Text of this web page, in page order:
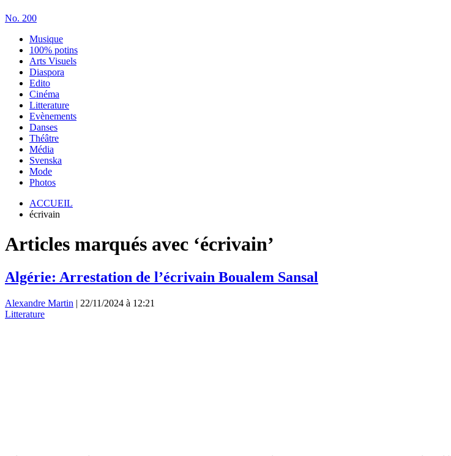
No. 200
Musique
100% potins
Arts Visuels
Diaspora
Edito
Cinéma
Litterature
Evènements
Danses
Théâtre
Média
Svenska
Mode
Photos
ACCUEIL
écrivain
Articles marqués avec ‘écrivain’
Algérie: Arrestation de l’écrivain Boualem Sansal
Alexandre Martin | 22/11/2024 à 12:21
Litterature